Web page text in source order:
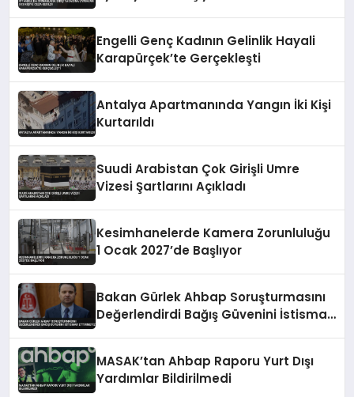
Engelli Genç Kadının Gelinlik Hayali
Karapürçek’te Gerçekleşti
Antalya Apartmanında Yangın İki Kişi
Kurtarıldı
Suudi Arabistan Çok Girişli Umre
Vizesi Şartlarını Açıkladı
Kesimhanelerde Kamera Zorunluluğu
1 Ocak 2027’de Başlıyor
Bakan Gürlek Ahbap Soruşturmasını
Değerlendirdi Bağış Güvenini İstismar
MASAK’tan Ahbap Raporu Yurt Dışı
Yardımlar Bildirilmedi